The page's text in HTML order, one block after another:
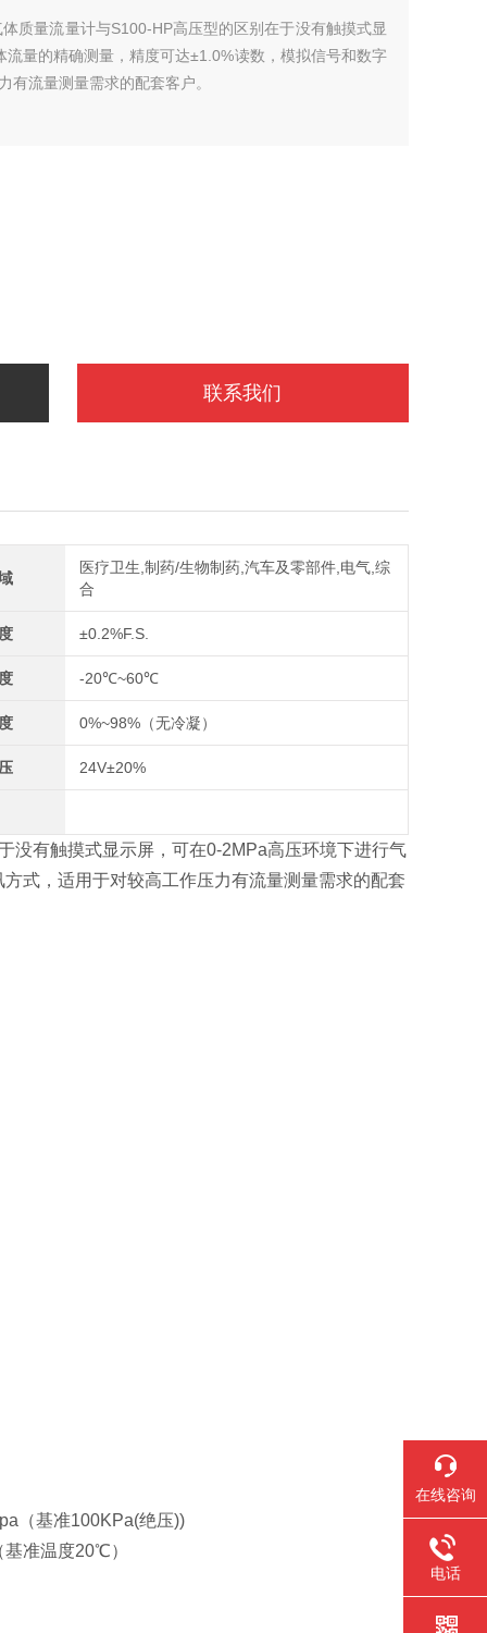
质量流量计与S100-HP高压型的区别在于没有触摸式显
量的精确测量，精度可达±1.0%读数，模拟信号和数字
有流量测量需求的配套客户。
联系我们
医疗卫生,制药/生物制药,汽车及零部件,电气,综
合
±0.2%F.S.
-20℃~60℃
0%~98%（无冷凝）
24V±20%
没有触摸式显示屏，可在0-2MPa高压环境下进行气
式，适用于对较高工作压力有流量测量需求的配套
（基准100KPa(绝压))
准温度20℃）
在线咨询
电话